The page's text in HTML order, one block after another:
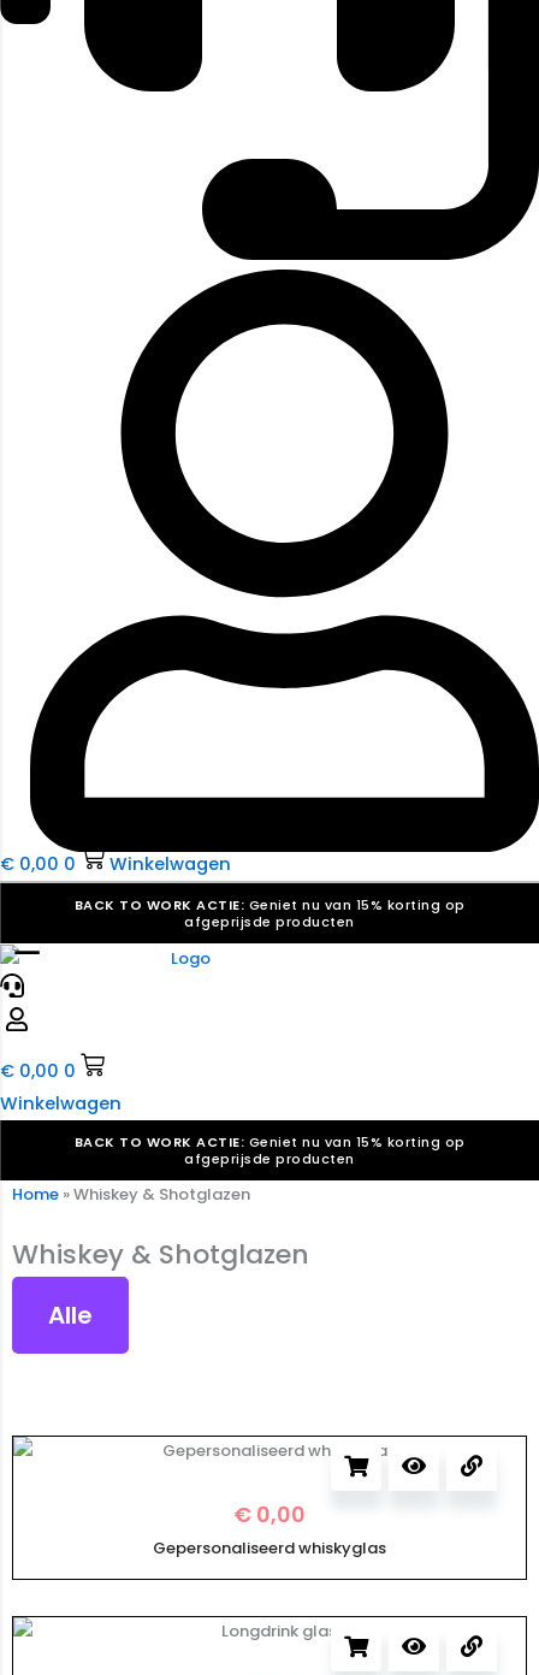
€ 0,00 0 Winkelwagen
BACK TO WORK ACTIE: Geniet nu van 15% korting op
afgeprijsde producten
Verkiezingsdrukwerk nodig? Maak indruk, win stemmen.
☰
€ 0,00 0
Winkelwagen
BACK TO WORK ACTIE: Geniet nu van 15% korting op
afgeprijsde producten
Verkiezingsdrukwerk nodig? Maak indruk, win stemmen.
Speciaal verzoek? We maken graag een offerte die
Home »Whiskey & Shotglazen
Whiskey & Shotglazen
Alle
€ 0,00
Gepersonaliseerd whiskyglas